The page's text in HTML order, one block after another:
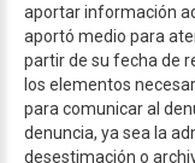
aportar información
aportó medio para
partir de su fecha de
los elementos
para comunicar al
denuncia, ya sea la
desestimación o